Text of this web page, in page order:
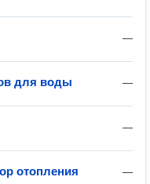
—
—
для воды
—
—
отопления